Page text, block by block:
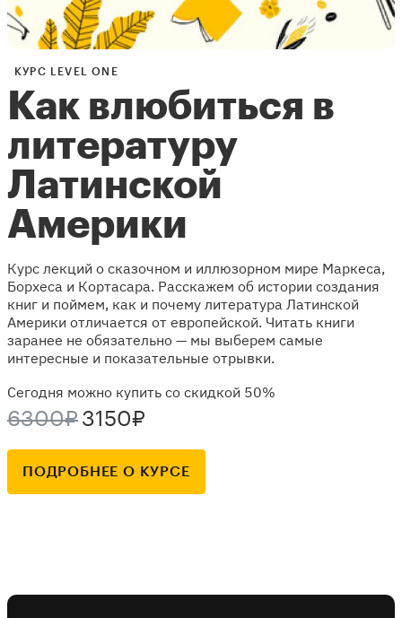
КУРС LEVEL ONE
Как влюбиться в
литературу
Латинской
Америки
Курс лекций о сказочном и иллюзорном мире Маркеса,
Борхеса и Кортасара. Расскажем об истории создания
книг и поймем, как и почему литература Латинской
Америки отличается от европейской. Читать книги
заранее не обязательно — мы выберем самые
интересные и показательные отрывки.
Сегодня можно купить со скидкой 50%
6300₽ 3150₽
ПОДРОБНЕЕ О КУРСЕ